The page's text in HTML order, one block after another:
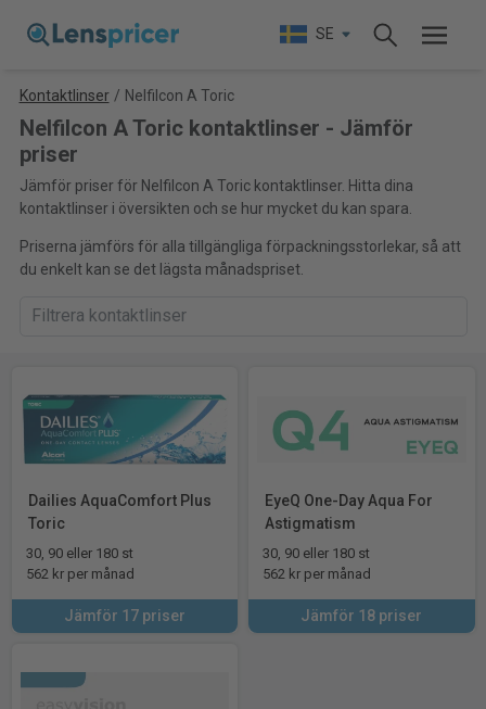
SE
Kontaktlinser / Nelfilcon A Toric
Nelfilcon A Toric kontaktlinser - Jämför
priser
Jämför priser för Nelfilcon A Toric kontaktlinser. Hitta dina
kontaktlinser i översikten och se hur mycket du kan spara.
Priserna jämförs för alla tillgängliga förpackningsstorlekar, så att
du enkelt kan se det lägsta månadspriset.
Dailies AquaComfort Plus
Toric
30, 90 eller 180 st
562 kr per månad
Jämför 17 priser
EyeQ One-Day Aqua For
Astigmatism
30, 90 eller 180 st
562 kr per månad
Jämför 18 priser